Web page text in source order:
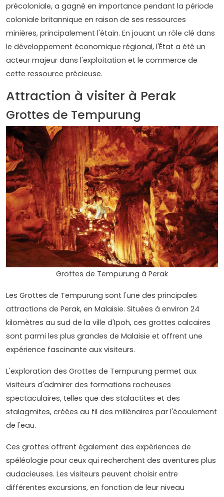
précoloniale, a gagné en importance pendant la période
coloniale britannique en raison de ses ressources
minières, principalement l'étain. En jouant un rôle clé dans
le développement économique régional, l'État a été un
acteur majeur dans l'exploitation et le commerce de
cette ressource précieuse.
Attraction à visiter à Perak
Grottes de Tempurung
Grottes de Tempurung à Perak
Les Grottes de Tempurung sont l'une des principales
attractions de Perak, en Malaisie. Situées à environ 24
kilomètres au sud de la ville d'Ipoh, ces grottes calcaires
sont parmi les plus grandes de Malaisie et offrent une
expérience fascinante aux visiteurs.
L'exploration des Grottes de Tempurung permet aux
visiteurs d'admirer des formations rocheuses
spectaculaires, telles que des stalactites et des
stalagmites, créées au fil des millénaires par l'écoulement
de l'eau.
Ces grottes offrent également des expériences de
spéléologie pour ceux qui recherchent des aventures plus
audacieuses. Les visiteurs peuvent choisir entre
différentes excursions, en fonction de leur niveau